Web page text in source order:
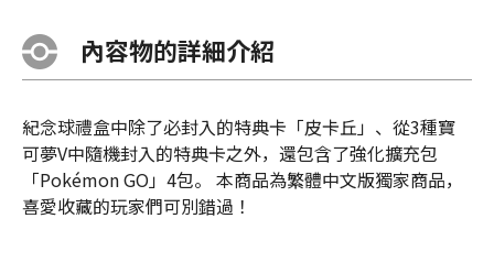
內容物的詳細介紹
紀念球禮盒中除了必封入的特典卡「皮卡丘」、從3種寶
可夢V中隨機封入的特典卡之外，還包含了強化擴充包
「Pokémon GO」4包。 本商品為繁體中文版獨家商品，
喜愛收藏的玩家們可別錯過！